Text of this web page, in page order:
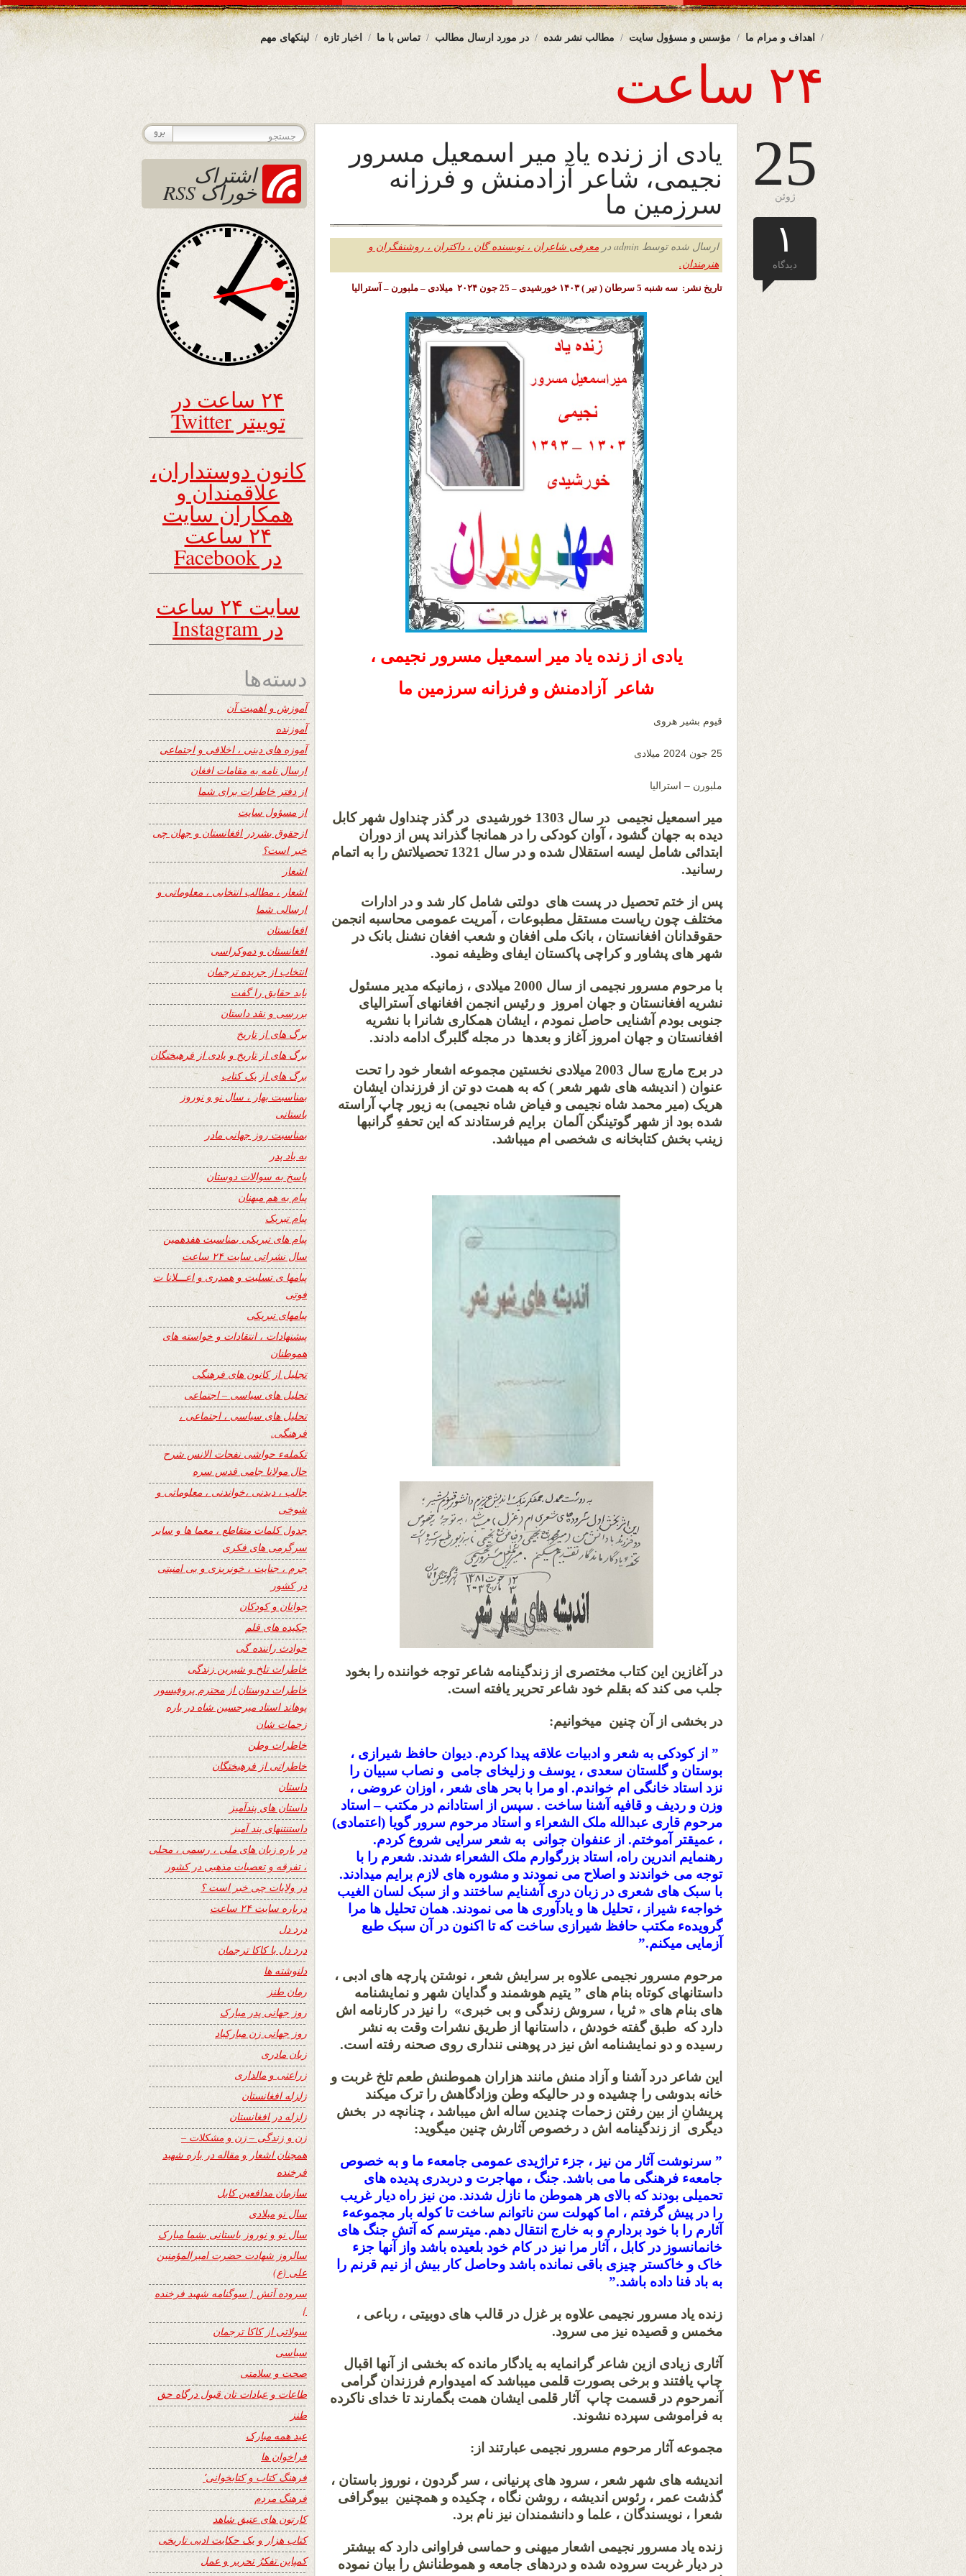
لینکهای مهم اخبار تازه تماس با ما در مورد ارسال مطالب مطالب نشر شده مؤسس و مسؤول سایت اهداف و مرام ما
۲۴ ساعت
25
ژوئن
۱
دیدگاه
یادی از زنده یاد میر اسمعیل مسرور
نجیمی، شاعر آزادمنش و فرزانه
سرزمین ما
ارسال شده توسط admin در
معرفی شاعران ، نویسنده گان ، داکتران ، روشنفگران و
هنرمندان.
تاریخ نشر: سه شنبه 5 سرطان ( تیر ) ۱۴۰۳ خورشیدی – 25 جون ۲۰۲۴ میلادی – ملبورن – آسترالیا
یادی از زنده یاد میر اسمعیل مسرور نجیمی ،
شاعر آزادمنش و فرزانه سرزمین ما
قیوم بشیر هروی
25 جون 2024 میلادی
ملبورن – استرالیا
میر اسمعیل نجیمی در سال 1303 خورشیدی در گذر چنداول شهر کابل
دیده به جهان گشود ، آوان کودکی را در همانجا گذراند پس از دوران
ابتدائی شامل لیسه استقلال شده و در سال 1321 تحصیلاتش را به اتمام
رسانید.
پس از ختم تحصیل در پست های دولتی شامل کار شد و در ادارات
مختلف چون ریاست مستقل مطبوعات ، آمریت عمومی محاسبه انجمن
حقوقدانان افغانستان ، بانک ملی افغان و شعب افغان نشنل بانک در
شهر های پشاور و کراچی پاکستان ایفای وظیفه نمود.
با مرحوم مسرور نجیمی از سال 2000 میلادی ، زمانیکه مدیر مسئول
نشریه افغانستان و جهان امروز و رئیس انجمن افغانهای آسترالیای
جنوبی بودم آشنایی حاصل نمودم ، ایشان همکاری شانرا با نشریه
افغانستان و جهان امروز آغاز و بعدها در مجله گلبرگ ادامه دادند.
در برج مارچ سال 2003 میلادی نخستین مجموعه اشعار خود را تحت
عنوان ( اندیشه های شهر شعر ) که به همت دو تن از فرزندان ایشان
هریک (میر محمد شاه نجیمی و فیاض شاه نجیمی) به زیور چاپ آراسته
شده بود از شهر گوتینگن آلمان برایم فرستادند که این تحفهِ گرانبها
زینب بخش کتابخانه ی شخصی ام میباشد.
در آغازین این کتاب مختصری از زندگینامه شاعر توجه خواننده را بخود
جلب می کند که بقلم خود شاعر تحریر یافته است.
در بخشی از آن چنین میخوانیم:
” از کودکی به شعر و ادبیات علاقه پیدا کردم. دیوان حافظ شیرازی ،
بوستان و گلستان سعدی ، یوسف و زلیخای جامی و نصاب سبیان را
نزد استاد خانگی ام خواندم. او مرا با بحر های شعر ، اوزان عروضی ،
وزن و ردیف و قافیه آشنا ساخت . سپس از استادانم در مکتب – استاد
مرحوم قاری عبدالله ملک الشعراء و استاد مرحوم سرور گویا (اعتمادی)
، عمیقتر آموختم. از عنفوان جوانی به شعر سرایی شروع کردم.
رهنمایم اندرین راه، استاد بزرگوارم ملک الشعراء شدند. شعرم را با
توجه می خواندند و اصلاح می نمودند و مشوره های لازم برایم میدادند.
با سبک های شعری در زبان دری آشنایم ساختند و از سبک لسان الغیب
خواجهء شیراز ، تحلیل ها و یادآوری ها می نمودند. همان تحلیل ها مرا
گرویدهء مکتب حافظ شیرازی ساخت که تا اکنون در آن سبک طبع
آزمایی میکنم.”
مرحوم مسرور نجیمی علاوه بر سرایش شعر ، نوشتن پارچه های ادبی ،
داستانهای کوتاه بنام های ” یتیم هوشمند و گدایان شهر و نمایشنامه
های بنام های « ثریا ، سروش زندگی و بی خبری» را نیز در کارنامه اش
دارد که طبق گفته خودش ، داستانها از طریق نشرات وقت به نشر
رسیده و دو نمایشنامه اش نیز در پوهنی ننداری روی صحنه رفته است.
این شاعر درد آشنا و آزاد منش مانند هزاران هموطنش طعم تلخ غربت و
خانه بدوشی را چشیده و در حالیکه وطن وزادگاهش را ترک میکند
پریشانِ از بین رفتن زحمات چندین ساله اش میباشد ، چنانچه در بخش
دیگری از زندگینامه اش د رخصوص آثارش چنین میگوید:
” سرنوشت آثار من نیز ، جزء تراژیدی عمومی جامعهء ما و به خصوص
جامعهء فرهنگی ما می باشد. جنگ ، مهاجرت و دربدری پدیده های
تحمیلی بودند که بالای هر هموطن ما نازل شدند. من نیز راه دیار غریب
را در پیش گرفتم ، اما کهولت سن ناتوانم ساخت تا کوله بار مجموعهء
آثارم را با خود بردارم و به خارج انتقال دهم. میترسم که آتش جنگ های
خانمانسوز در کابل ، آثار مرا نیز در کام خود بلعیده باشد واز آنها جزء
خاک و خاکستر چیزی باقی نمانده باشد وحاصل کار بیش از نیم قرنم را
به باد فنا داده باشد.”
زنده یاد مسرور نجیمی علاوه بر غزل در قالب های دوبیتی ، رباعی ،
مخمس و قصیده نیز می سرود.
آثاری زیادی ازین شاعر گرانمایه به یادگار مانده که بخشی از آنها اقبال
چاپ یافتند و برخی بصورت قلمی میباشد که امیدوارم فرزندان گرامی
آنمرحوم در قسمت چاپ آثار قلمی ایشان همت بگمارند تا خدای ناکرده
به فراموشی سپرده نشوند.
مجموعه آثار مرحوم مسرور نجیمی عبارتند از:
اندیشه های شهر شعر ، سرود های پرنیانی ، سر گردون ، نوروز باستان ،
گذشت عمر ، رئوس اندیشه ، روشن نگاه ، چکیده و همچنین بیوگرافی
شعرا ، نویسندگان ، علما و دانشمندان نیز نام برد.
زنده یاد مسرور نجیمی اشعار میهنی و حماسی فراوانی دارد که بیشتر
در دیار غربت سروده شده و دردهای جامعه و هموطنانش را بیان نموده
اشتراک
خوراک RSS
۲۴ ساعت در
توییتر Twitter
کانون دوستداران،
علاقمندان و
همکاران سایت
۲۴ ساعت
در Facebook
سایت ۲۴ ساعت
در Instagram
دسته‌ها
آموزش و اهمیت آن
آموزنده
آموزه های دینی ، اخلاقی و اجتماعی
ارسال نامه به مقامات افغان
از دفتر خاطرات برای شما
از مسؤول سایت
ازحقوق بشردر افغانستان و جهان چی
خبر است؟
اشعار
اشعار ، مطالب انتخابی ، معلوماتی و
ارسالی شما
افغانستان
افغانستان و دموکراسی
انتخاب از جریده ترجمان
باید حقایق را گفت
بررسی و نقد داستان
برگ های از تاریخ
برگ های از تاریخ و یادی از فرهیختگان
برگ های از یک کتاب
بمناسبت بهار ، سال نو و نوروز
باستانی
بمناسبت روز جهانی مادر
به یاد پدر
پاسخ به سوالات دوستان
پیام به هم میهنان
پیام تبریک
پیام های تبریکی بمناسبت هفدهمین
سال نشراتی سایت ۲۴ ساعت
پیامها ی تسلیت و همدری و اعـــلانا ت
فوتی
پیامهای تبریکی
پیشنهادات ، انتقادات و خواسته های
هموطنان
تجلیل از کانون های فرهنگی
تحلیل های سیاسی – اجتماعی
تحلیل های سیاسی ، اجتماعی ،
فرهنگی.
تکملهء حواشی نفحات الانس شرح
حال مولانا جامی قدس سره
جالب ، دیدنی ،خواندنی ، معلوماتی و
شوخی
جدول کلمات متقاطع ، معما ها و سایر
سرگرمی های فکری
جرم ، جنایت ، خونریزی و بی امنیتی
در کشور
جوانان و کودکان
چکیده های قلم
حوادث راننده گی
خاطرات تلخ و شیرین زندگی
خاطرات دوستان از محترم پروفیسور
پوهاند استاد میرحسین شاه در باره
زحمات شان
خاطرات وطن
خاطراتی از فرهیختگان
داستان
داستان های پندآمیز
داستنتنهای پند آمیز
در باره زبان های ملی ، رسمی ، محلی
، تفرقه و تعصبات مذهبی در کشور
در ولایات چی خبر است ؟
درباره سایت ۲۴ ساعت
درد دل
درد دل با کاکا ترجمان
دلنوشته ها
رمان طنز
روز جهانی پدر مبارک
روز جهانی زن مبارکباد
زبان مادری
زراعتی و مالداری
زلزله افغانستان
زلزله در افغانستان
زن و زندگی – زن و مشکلات –
همچنان اشعار و مقاله در باره شهید
فرخنده
سازمان مدافعین کابل
سال نو میلادی
سال نو و نوروز باستانی بشما مبارک
سالروز شهادت حضرت امیرالمؤمنین
علی (ع)
سروده آتش { سوگنامه شهید فرخنده
}
سولاتی از کاکا ترجمان
سیاسی
صحت و سلامتی
طاعات و عبادات تان قبول درگاه حق
طنز
عید همه مبارک
فراخوان ها
فرهنگ کتاب و کتابخوانی٬
فرهنگ مردم
کارتون های عتیق شاهد
کتاب هزار و یک حکایت ادبی تاریخی
کمپاین تفکرُ تحریر و عمل